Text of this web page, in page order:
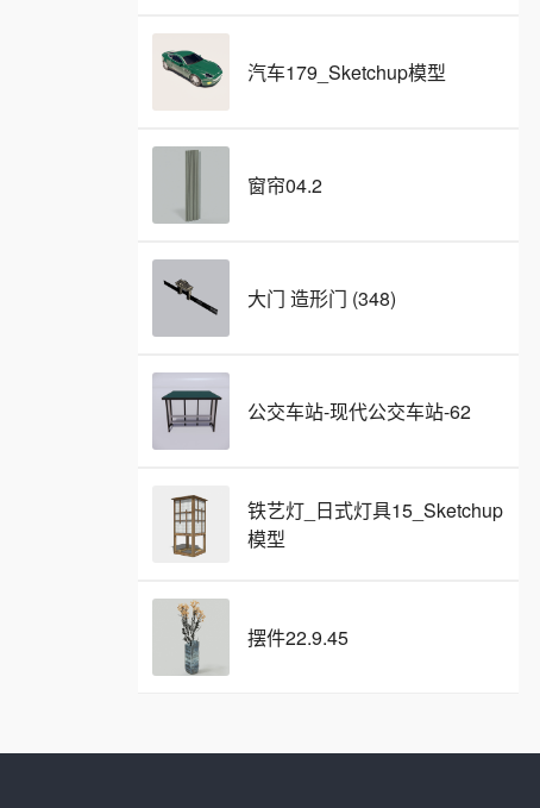
汽车179_Sketchup模型
窗帘04.2
大门 造形门 (348)
公交车站-现代公交车站-62
铁艺灯_日式灯具15_Sketchup
模型
摆件22.9.45